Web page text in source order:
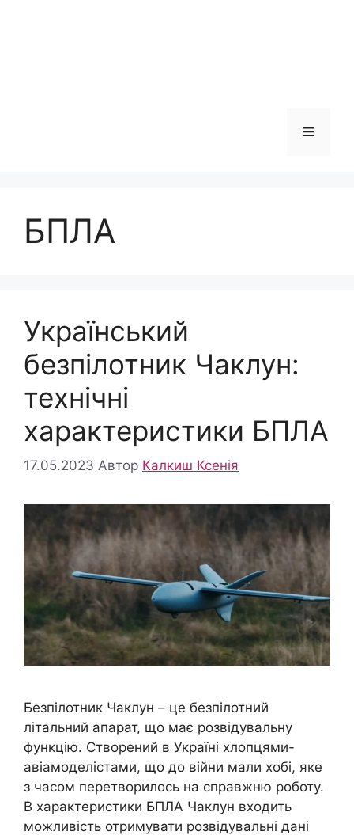
Меню
БПЛА
Український
безпілотник Чаклун:
технічні
характеристики БПЛА
17.05.2023 Автор Калкиш Ксенія
Безпілотник Чаклун – це безпілотний
літальний апарат, що має розвідувальну
функцію. Створений в Україні хлопцями-
авіамоделістами, що до війни мали хобі, яке
з часом перетворилось на справжню роботу.
В характеристики БПЛА Чаклун входить
можливість отримувати розвідувальні дані